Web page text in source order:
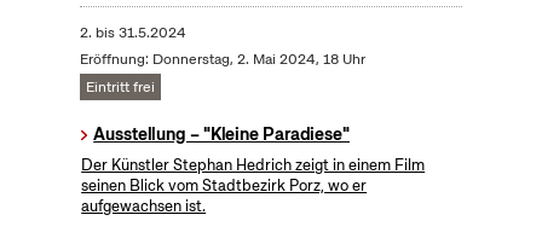
2. bis31.5.2024
Eröffnung: Donnerstag, 2. Mai 2024, 18 Uhr
Eintritt frei
Ausstellung – "Kleine Paradiese"
Der Künstler Stephan Hedrich zeigt in einem Film
seinen Blick vom Stadtbezirk Porz, wo er
aufgewachsen ist.